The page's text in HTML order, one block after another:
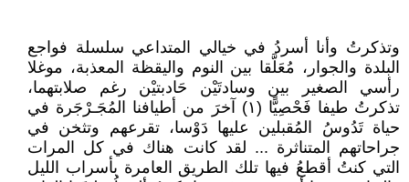
وتذكرتُ وأنا أسردُ في خيالي المتداعي سلسلة فواجع
البلدة والجوار، مُعَلَّقا بين النوم واليقظة المعذبة، موغلا
رأسي الصغير بين وسادتَيْن حَادبتيْن رغم صلابتهما،
تذكرتُ طيفا فَحْصِيًّا (١) آخرَ من أطيافنا المُجَـرْجَرة في
حياة تَدُوسُ المُقبلين عليها دَوْسا، تقرعهم وتثخن في
جراحاتهم المتناثرة ... لقد كانت هناك في كل المرات
التي كنتُ أقطعُ فيها تلك الطريق العامرة بأسراب الليل